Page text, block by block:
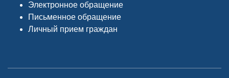
Электронное обращение
Письменное обращение
Личный прием граждан